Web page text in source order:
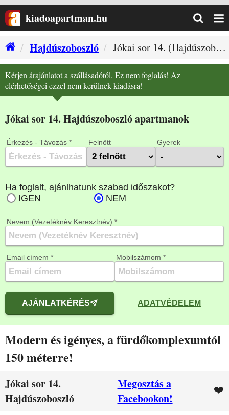
kiadoapartman.hu
Hajdúszoboszló
Jókai sor 14. (Hajdúszoboszló szállás)
Kérjen árajánlatot a szállásadótól. Ez nem foglalás! Az
elérhetőségei ezzel nem kerülnek kiadásra!
Jókai sor 14. Hajdúszoboszló apartmanok
Érkezés - Távozás * Felnőtt Gyerek
Nevem (Vezetéknév Keresztnév) *
Email címem * Mobilszámom *
AJÁNLATKÉRÉS ADATVÉDELEM
Modern és igényes, a fürdőkomplexumtól
150 méterre!
Jókai sor 14.
Hajdúszoboszló
Megosztás a
Facebookon!
❤️